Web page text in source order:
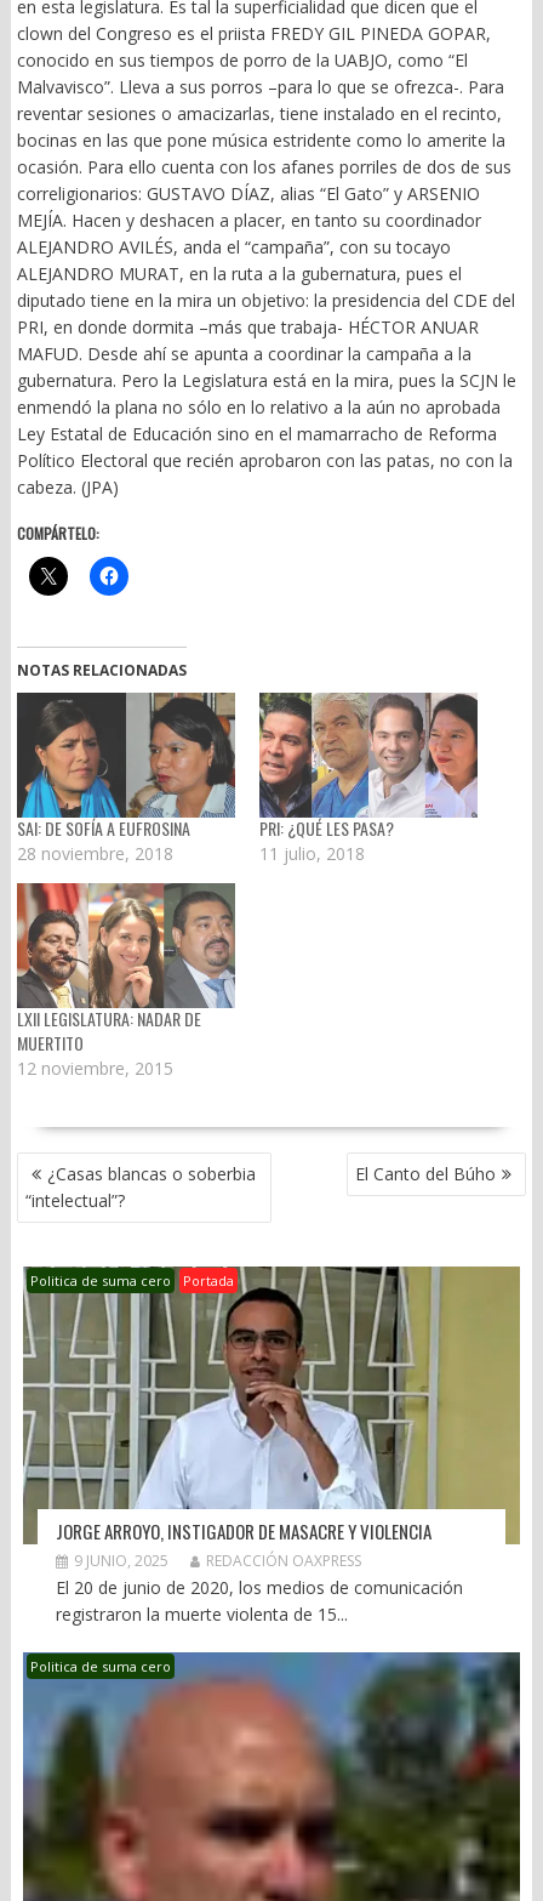
en esta legislatura. Es tal la superficialidad que dicen que el
clown del Congreso es el priista FREDY GIL PINEDA GOPAR,
conocido en sus tiempos de porro de la UABJO, como “El
Malvavisco”. Lleva a sus porros –para lo que se ofrezca-. Para
reventar sesiones o amacizarlas, tiene instalado en el recinto,
bocinas en las que pone música estridente como lo amerite la
ocasión. Para ello cuenta con los afanes porriles de dos de sus
correligionarios: GUSTAVO DÍAZ, alias “El Gato” y ARSENIO
MEJÍA. Hacen y deshacen a placer, en tanto su coordinador
ALEJANDRO AVILÉS, anda el “campaña”, con su tocayo
ALEJANDRO MURAT, en la ruta a la gubernatura, pues el
diputado tiene en la mira un objetivo: la presidencia del CDE del
PRI, en donde dormita –más que trabaja- HÉCTOR ANUAR
MAFUD. Desde ahí se apunta a coordinar la campaña a la
gubernatura. Pero la Legislatura está en la mira, pues la SCJN le
enmendó la plana no sólo en lo relativo a la aún no aprobada
Ley Estatal de Educación sino en el mamarracho de Reforma
Político Electoral que recién aprobaron con las patas, no con la
cabeza. (JPA)
COMPÁRTELO:
NOTAS RELACIONADAS
SAI: DE SOFÍA A EUFROSINA
28 noviembre, 2018
PRI: ¿QUÉ LES PASA?
11 julio, 2018
LXII LEGISLATURA: NADAR DE
MUERTITO
12 noviembre, 2015
NAVEGACIÓN
DE
ENTRADAS
¿Casas blancas o soberbia
“intelectual”?
El Canto del Búho
Politica de suma cero Portada
JORGE ARROYO, INSTIGADOR DE MASACRE Y VIOLENCIA
9 JUNIO, 2025 REDACCIÓN OAXPRESS
El 20 de junio de 2020, los medios de comunicación
registraron la muerte violenta de 15...
Politica de suma cero